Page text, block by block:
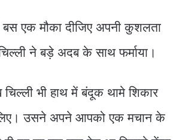
एक मौका दीजिए अपनी कुशलता
ने बड़े अदब के साथ फर्माया।
भी हाथ में बंदूक थामे शिकार
लिए। उसने अपने आपको एक मचान के